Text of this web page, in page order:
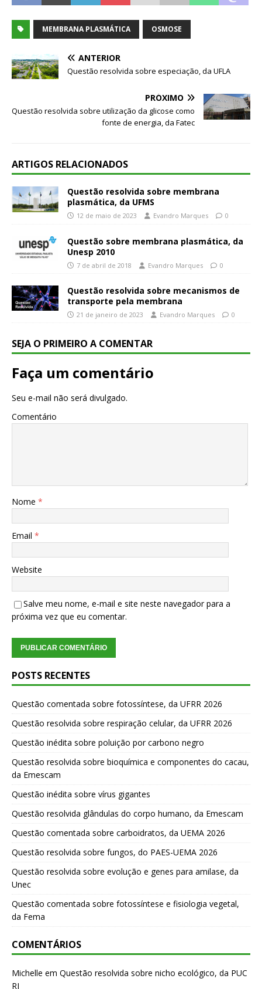
MEMBRANA PLASMÁTICA OSMOSE
ANTERIOR
Questão resolvida sobre especiação, da UFLA
PRÓXIMO
Questão resolvida sobre utilização da glicose como
fonte de energia, da Fatec
ARTIGOS RELACIONADOS
Questão resolvida sobre membrana
plasmática, da UFMS
12 de maio de 2023 Evandro Marques 0
Questão sobre membrana plasmática, da
Unesp 2010
7 de abril de 2018 Evandro Marques 0
Questão resolvida sobre mecanismos de
transporte pela membrana
21 de janeiro de 2023 Evandro Marques 0
SEJA O PRIMEIRO A COMENTAR
Faça um comentário
Seu e-mail não será divulgado.
Comentário
Nome *
Email *
Website
Salve meu nome, e-mail e site neste navegador para a
próxima vez que eu comentar.
POSTS RECENTES
Questão comentada sobre fotossíntese, da UFRR 2026
Questão resolvida sobre respiração celular, da UFRR 2026
Questão inédita sobre poluição por carbono negro
Questão resolvida sobre bioquímica e componentes do cacau,
da Emescam
Questão inédita sobre vírus gigantes
Questão resolvida glândulas do corpo humano, da Emescam
Questão comentada sobre carboidratos, da UEMA 2026
Questão resolvida sobre fungos, do PAES-UEMA 2026
Questão resolvida sobre evolução e genes para amilase, da
Unec
Questão comentada sobre fotossíntese e fisiologia vegetal,
da Fema
COMENTÁRIOS
Michelle em Questão resolvida sobre nicho ecológico, da PUC
RJ